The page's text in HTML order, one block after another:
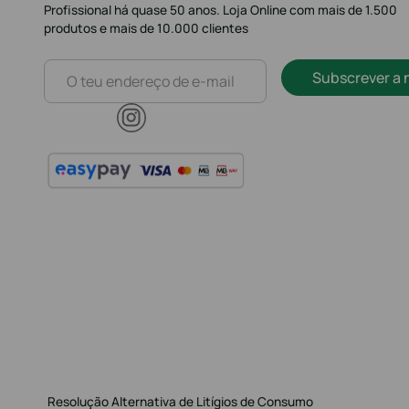
Profissional há quase 50 anos. Loja Online com mais de 1.500
produtos e mais de 10.000 clientes
Subscrever a
Resolução Alternativa de Litígios de Consumo